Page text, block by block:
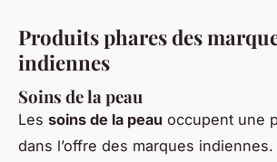
Produits phares des
indiennes
Soins de la peau
Les soins de la peau occupent une
dans l’offre des marques indiennes.